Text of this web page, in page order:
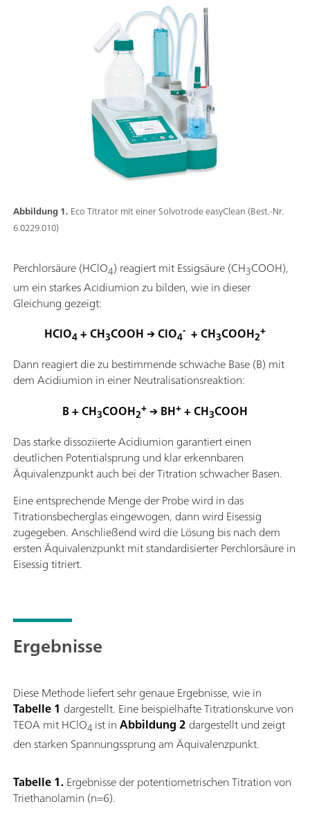
Abbildung 1. Eco Titrator mit einer Solvotrode easyClean (Best.-Nr.
6.0229.010)
Perchlorsäure (HClO4) reagiert mit Essigsäure (CH3COOH),
um ein starkes Acidiumion zu bilden, wie in dieser
Gleichung gezeigt:
HClO4+ CH3COOH → ClO4- + CH3COOH2+
Dann reagiert die zu bestimmende schwache Base (B) mit
dem Acidiumion in einer Neutralisationsreaktion:
B + CH3COOH2+ → BH++ CH3COOH
Das starke dissoziierte Acidiumion garantiert einen
deutlichen Potentialsprung und klar erkennbaren
Äquivalenzpunkt auch bei der Titration schwacher Basen.
Eine entsprechende Menge der Probe wird in das
Titrationsbecherglas eingewogen, dann wird Eisessig
zugegeben. Anschließend wird die Lösung bis nach dem
ersten Äquivalenzpunkt mit standardisierter Perchlorsäure in
Eisessig titriert.
Ergebnisse
Diese Methode liefert sehr genaue Ergebnisse, wie in
Tabelle 1 dargestellt. Eine beispielhafte Titrationskurve von
TEOA mit HClO4 ist inAbbildung 2 dargestellt und zeigt
den starken Spannungssprung am Äquivalenzpunkt.
Tabelle 1.Ergebnisse der potentiometrischen Titration von
Triethanolamin (n=6).